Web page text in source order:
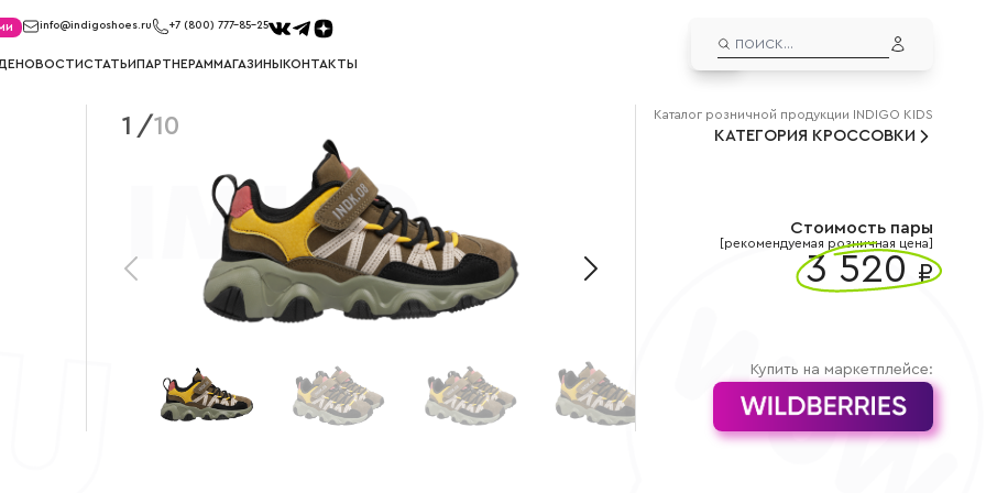
info@indigoshoes.ru +7 (800) 777-85-25
НОВОСТИСТАТЬИПАРТНЕРАММАГАЗИНЫКОНТАКТЫ
EN
ЛИЧНЫЙ КАБИНЕТ
ВЫЙТИ ИЗ АККАУНТА
САНДАЛИИ
Сандалии для девочек
ДУТЫШИ
МЕМБРАНА
Мембрана для мальчиков
Мембрана для девочек
УГГИ
Угги для мальчиков
Угги для девочек
СНОУБУТСЫ
Сноубутсы для мальчиков
1 /10 Каталог розничной продукции INDIGO KIDS
КАТЕГОРИЯ КРОССОВКИ
Стоимость пары
[рекомендуемая розничная цена]
3 520 ₽
Купить на маркетплейсе: